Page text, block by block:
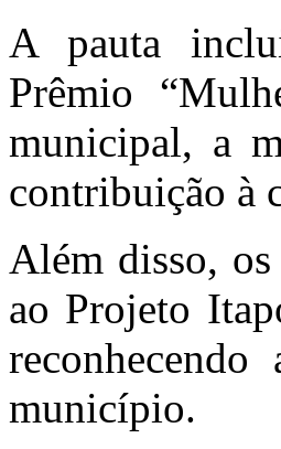
A pauta
Prêmio
municipal, a
contribuição à
Além disso, os
ao Projeto
município.